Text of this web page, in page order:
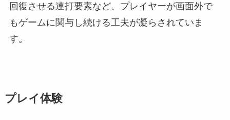
回復させる連打要素など、プレイヤーが画面外で
もゲームに関与し続ける工夫が凝らされていま
す。
プレイ体験